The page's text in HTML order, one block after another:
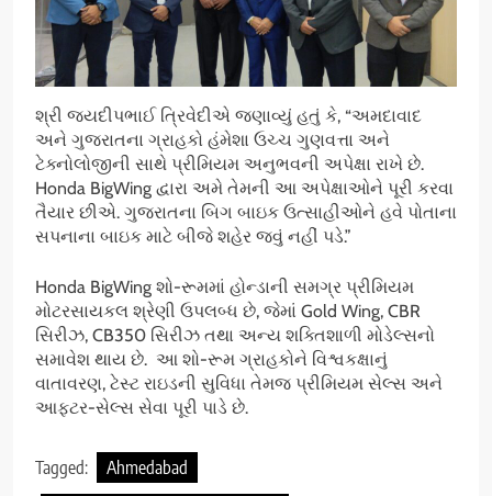
શ્રી જયદીપભાઈ ત્રિવેદીએ જણાવ્યું હતું કે, “અમદાવાદ
અને ગુજરાતના ગ્રાહકો હંમેશા ઉચ્ચ ગુણવત્તા અને
ટેક્નોલોજીની સાથે પ્રીમિયમ અનુભવની અપેક્ષા રાખે છે.
Honda BigWing દ્વારા અમે તેમની આ અપેક્ષાઓને પૂરી કરવા
તૈયાર છીએ. ગુજરાતના બિગ બાઇક ઉત્સાહીઓને હવે પોતાના
સપનાના બાઇક માટે બીજે શહેર જવું નહીં પડે.”
Honda BigWing શો-રૂમમાં હોન્ડાની સમગ્ર પ્રીમિયમ
મોટરસાયકલ શ્રેણી ઉપલબ્ધ છે, જેમાં Gold Wing, CBR
સિરીઝ, CB350 સિરીઝ તથા અન્ય શક્તિશાળી મોડેલ્સનો
સમાવેશ થાય છે. આ શો-રૂમ ગ્રાહકોને વિશ્વકક્ષાનું
વાતાવરણ, ટેસ્ટ રાઇડની સુવિધા તેમજ પ્રીમિયમ સેલ્સ અને
આફ્ટર-સેલ્સ સેવા પૂરી પાડે છે.
Tagged:
Ahmedabad